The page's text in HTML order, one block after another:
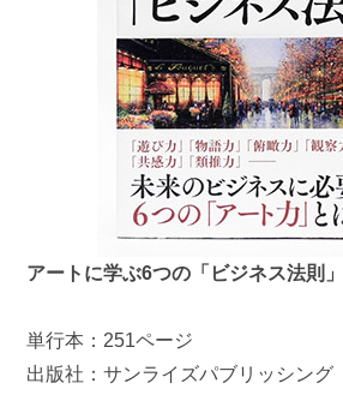
アートに学ぶ6つの「ビジネス法則」
単行本：251ページ
出版社：サンライズパブリッシング